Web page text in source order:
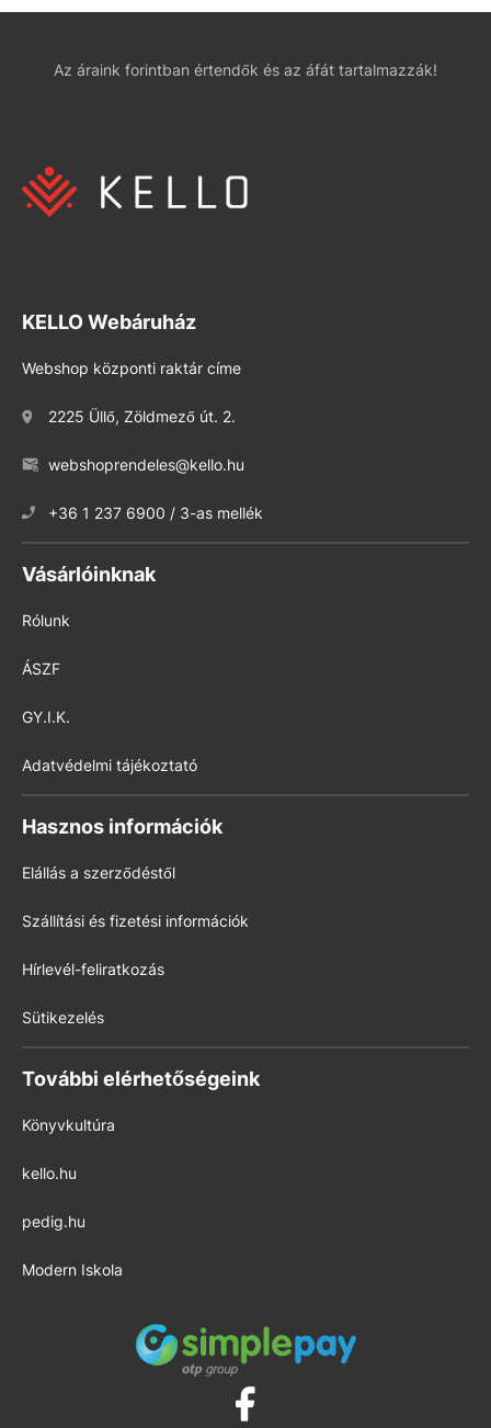
Az áraink forintban értendők és az áfát tartalmazzák!
KELLO Webáruház
Webshop központi raktár címe
2225 Üllő, Zöldmező út. 2.
webshoprendeles@kello.hu
+36 1 237 6900 / 3-as mellék
Vásárlóinknak
Rólunk
ÁSZF
GY.I.K.
Adatvédelmi tájékoztató
Hasznos információk
Elállás a szerződéstől
Szállítási és fizetési információk
Hírlevél-feliratkozás
Sütikezelés
További elérhetőségeink
Könyvkultúra
kello.hu
pedig.hu
Modern Iskola